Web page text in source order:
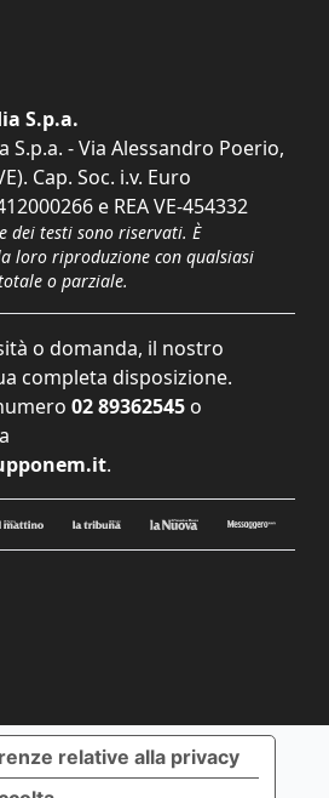
S.p.a.
- Via Alessandro Poerio,
Cap. Soc. i.v. Euro
e REA VE-454332
testi sono riservati. È
loro riproduzione con qualsiasi
o parziale.
o domanda, il nostro
completa disposizione.
02 89362545 o
.
relative alla privacy